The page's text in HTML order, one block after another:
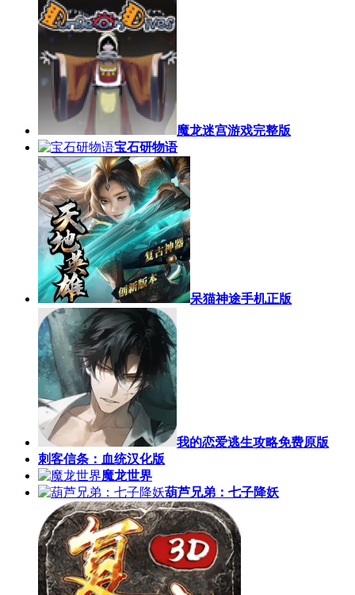
魔龙迷宫游戏完整版
宝石研物语
呆猫神途手机正版
我的恋爱逃生攻略免费原版
刺客信条：血统汉化版
魔龙世界
葫芦兄弟：七子降妖